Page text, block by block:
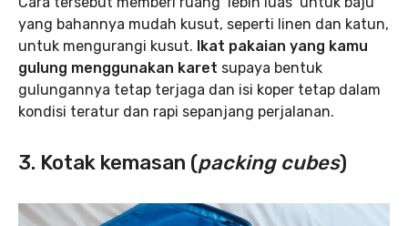
yang bahannya mudah kusut, seperti linen dan katun,
untuk mengurangi kusut. Ikat pakaian yang kamu
gulung menggunakan karet supaya bentuk
gulungannya tetap terjaga dan isi koper tetap dalam
kondisi teratur dan rapi sepanjang perjalanan.
3. Kotak kemasan (packing cubes)